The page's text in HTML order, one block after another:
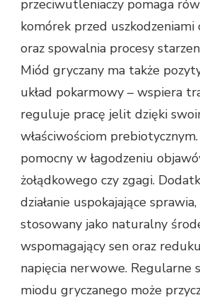
przeciwutleniaczy pomaga
komórek przed uszkodzeniami
oraz spowalnia procesy
Miód gryczany ma także
układ pokarmowy – wspiera
reguluje pracę jelit dzięki
właściwościom
pomocny w łagodzeniu
żołądkowego czy zgagi.
działanie uspokajające
stosowany jako naturalny
wspomagający sen oraz
napięcia nerwowe. Regularne
miodu gryczanego może